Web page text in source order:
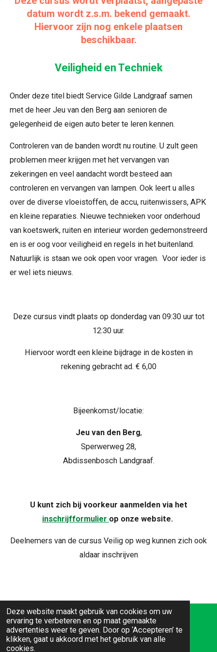
Deze website maakt gebruik van cookies om uw
ervaring te verbeteren en op maat gemaakte
advertenties weer te geven. Door op ‘Accepteren’ te
klikken, gaat u akkoord met het gebruik van alle
cookies.
datum wordt z.s.m. bekend gemaakt.
Hiervoor zijn nog enkele plaatsen
beschikbaar.
Veiligheid en Techniek
Onder deze titel biedt Service Gilde Landgraaf samen
met de heer Jeu van den Berg aan senioren de
gelegenheid de eigen auto beter te leren kennen.
Controleren van de banden wordt nu routine. U zult geen
problemen meer krijgen met het vervangen van
zekeringen en veel aandacht wordt besteed aan
controleren en vervangen van lampen. Ook leert u alles
over de diverse vloeistoffen, de accu, ruitenwissers, APK
en kleine reparaties. Nieuwe technieken voor onderhoud
van koetswerk, ruiten en interieur worden gedemonstreerd
en is er oog voor veiligheid en regels in het buitenland.
Natuurlijk is staan we ook open voor vragen. Voor ieder is
er wel iets nieuws.
Deze cursus vindt plaats op donderdag van 09:30 uur tot
12:30 uur.
Hiervoor wordt een kleine bijdrage in de kosten in
rekening gebracht ad. € 6,00
Bijeenkomst/locatie:
Jeu van den Berg,
Sperwerweg 28,
Abdissenbosch Landgraaf.
U kunt zich bij voorkeur aanmelden via het
inschrijfformulier op onze website.
Deelnemers van de cursus Veilig op weg kunnen zich ook
aldaar inschrijven
Adres: Sweelinckplein 1, 6371 LB Landgraaf
Tel: 045 - 569 56 80